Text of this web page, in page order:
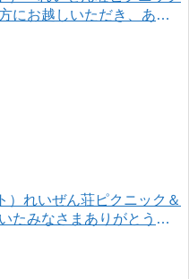
にお越しいただき、あり
）れいぜん荘ピクニック＆
たみなさまありがとうご